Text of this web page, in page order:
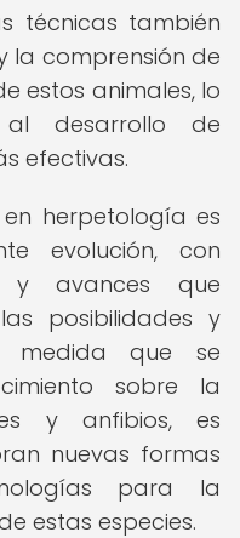
técnicas también
la comprensión de
estos animales, lo
desarrollo de
efectivas.
herpetología es
evolución, con
y avances que
posibilidades y
medida que se
sobre la
y anfibios, es
nuevas formas
para la
estas especies.